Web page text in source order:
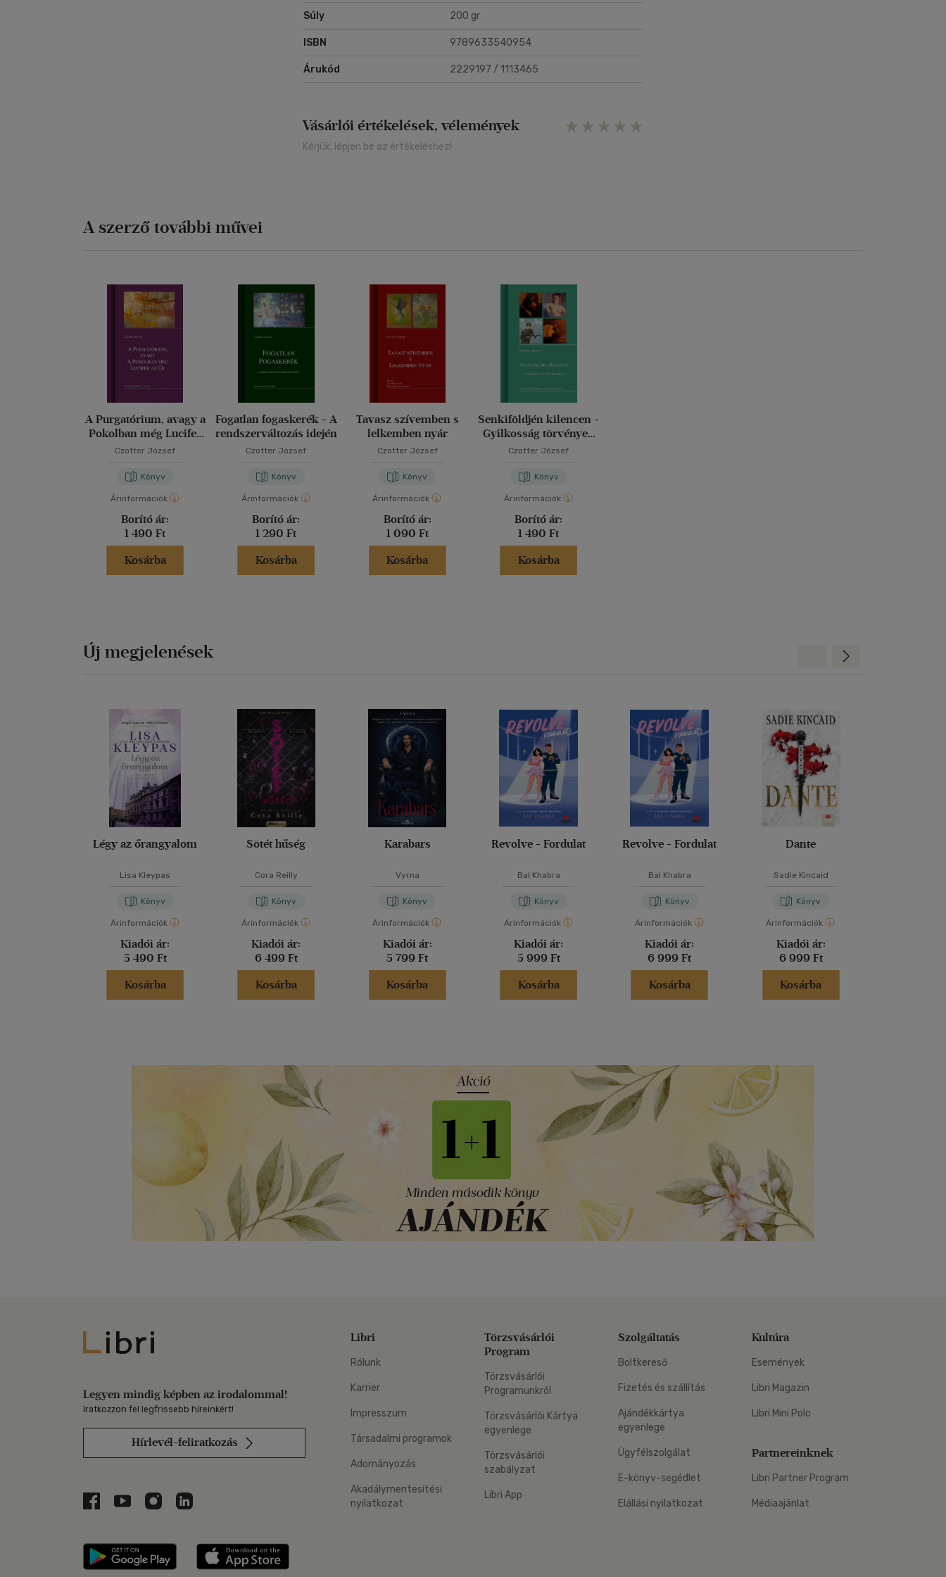
Súly 200 gr
ISBN 9789633540954
Árukód 2229197 / 1113465
Vásárlói értékelések, vélemények
Kérjük, lépjen be az értékeléshez!
A szerző további művei
A Purgatórium, avagy a
Pokolban még Lucifer
az úr
Czotter József
Könyv
Árinformációk
Borító ár:
1 490 Ft
Kosárba
Fogatlan fogaskerék - A
rendszerváltozás idején
Czotter József
Könyv
Árinformációk
Borító ár:
1 290 Ft
Kosárba
Tavasz szívemben s
lelkemben nyár
Czotter József
Könyv
Árinformációk
Borító ár:
1 090 Ft
Kosárba
Senkiföldjén kilencen -
Gyilkosság törvényen
kívüli helyen
Czotter József
Könyv
Árinformációk
Borító ár:
1 490 Ft
Kosárba
Új megjelenések
Légy az őrangyalom
Lisa Kleypas
Könyv
Árinformációk
Kiadói ár:
5 490 Ft
Kosárba
Sötét hűség
Cora Reilly
Könyv
Árinformációk
Kiadói ár:
6 499 Ft
Kosárba
Karabars
Vyrna
Könyv
Árinformációk
Kiadói ár:
5 799 Ft
Kosárba
Revolve - Fordulat
Bal Khabra
Könyv
Árinformációk
Kiadói ár:
5 999 Ft
Kosárba
Revolve - Fordulat
Bal Khabra
Könyv
Árinformációk
Kiadói ár:
6 999 Ft
Kosárba
Dante
Sadie Kincaid
Könyv
Árinformációk
Kiadói ár:
6 999 Ft
Kosárba
Előre
Libri
Legyen mindig képben az irodalommal!
Iratkozzon fel legfrissebb híreinkért!
Hírlevél-feliratkozás
Libri a Facebookon
Libri a Youtube-on
Libri az Instagramon
Libri a LinkedInen
Libri applikáció Szerezd meg: Google Play
Libri
Rólunk
Karrier
Impresszum
Társadalmi programok
Adományozás
Akadálymentesítési
nyilatkozat
Törzsvásárlói
Program
Törzsvásárlói
Programunkról
Törzsvásárlói Kártya
egyenlege
Törzsvásárlói
szabályzat
Libri App
Szolgáltatás
Boltkereső
Fizetés és szállítás
Ajándékkártya
egyenlege
Ügyfélszolgálat
E-könyv-segédlet
Elállási nyilatkozat
Kultúra
Események
Libri Magazin
Libri Mini Polc
Partnereinknek
Libri Partner Program
Médiaajánlat